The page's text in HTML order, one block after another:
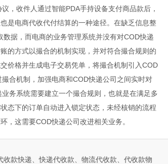
，收件人通过智能PDA手持设备支付商品款后，
是电商代收代付结算的一种途径。在缺乏信息整
据，而电商的业务管理系统并没有对COD快递
的方式以撮合的机制实现，并对符合撮合规则的
价格并生成电子交易凭单，将撮合机制引入COD
合机制，加强电商和COD快递公司之间实时对
务系统需要建立一个撮合规则，也就是在满足多
态下的订单自动进入锁定状态，未经核销的流程
，这需要COD快递公司改进相关业务。
款快递、快递代收款、物流代收款、代收款物